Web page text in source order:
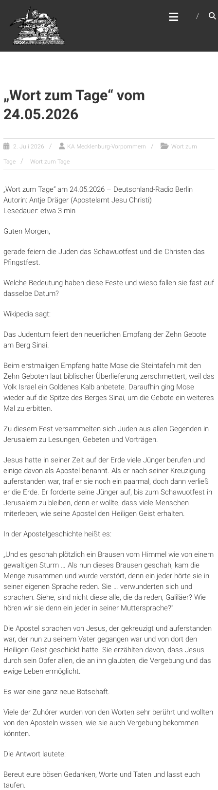
springen
WEBSITE DES
APOSTELAMTES JESU
CHRISTI KÖR
„Wort zum Tage“ vom
24.05.2026
2. Juli 2026 KA Mecklenburg-Vorpommern Wort zum
Tage Wort zum Tage
„Wort zum Tage“ am 24.05.2026 – Deutschland-Radio Berlin
Autorin: Antje Dräger (Apostelamt Jesu Christi)
Lesedauer: etwa 3 min
Guten Morgen,
gerade feiern die Juden das Schawuotfest und die Christen das
Pfingstfest.
Welche Bedeutung haben diese Feste und wieso fallen sie fast auf
dasselbe Datum?
Wikipedia sagt:
Das Judentum feiert den neuerlichen Empfang der Zehn Gebote
am Berg Sinai.
Beim erstmaligen Empfang hatte Mose die Steintafeln mit den
Zehn Geboten laut biblischer Überlieferung zerschmettert, weil das
Volk Israel ein Goldenes Kalb anbetete. Daraufhin ging Mose
wieder auf die Spitze des Berges Sinai, um die Gebote ein weiteres
Mal zu erbitten.
Zu diesem Fest versammelten sich Juden aus allen Gegenden in
Jerusalem zu Lesungen, Gebeten und Vorträgen.
Jesus hatte in seiner Zeit auf der Erde viele Jünger berufen und
einige davon als Apostel benannt. Als er nach seiner Kreuzigung
auferstanden war, traf er sie noch ein paarmal, doch dann verließ
er die Erde. Er forderte seine Jünger auf, bis zum Schawuotfest in
Jerusalem zu bleiben, denn er wollte, dass viele Menschen
miterleben, wie seine Apostel den Heiligen Geist erhalten.
In der Apostelgeschichte heißt es:
„Und es geschah plötzlich ein Brausen vom Himmel wie von einem
gewaltigen Sturm … Als nun dieses Brausen geschah, kam die
Menge zusammen und wurde verstört, denn ein jeder hörte sie in
seiner eigenen Sprache reden. Sie … verwunderten sich und
sprachen: Siehe, sind nicht diese alle, die da reden, Galiläer? Wie
hören wir sie denn ein jeder in seiner Muttersprache?“
Die Apostel sprachen von Jesus, der gekreuzigt und auferstanden
war, der nun zu seinem Vater gegangen war und von dort den
Heiligen Geist geschickt hatte. Sie erzählten davon, dass Jesus
durch sein Opfer allen, die an ihn glaubten, die Vergebung und das
ewige Leben ermöglicht.
Es war eine ganz neue Botschaft.
Viele der Zuhörer wurden von den Worten sehr berührt und wollten
von den Aposteln wissen, wie sie auch Vergebung bekommen
könnten.
Die Antwort lautete:
Bereut eure bösen Gedanken, Worte und Taten und lasst euch
taufen.